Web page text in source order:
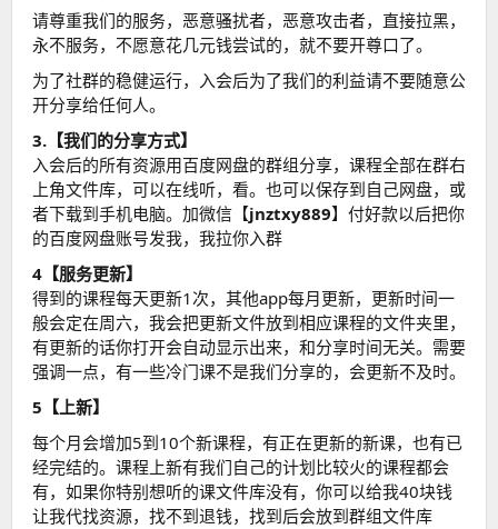
请尊重我们的服务，恶意骚扰者，恶意攻击者，直接拉黑，
永不服务，不愿意花几元钱尝试的，就不要开尊口了。
为了社群的稳健运行，入会后为了我们的利益请不要随意公
开分享给任何人。
3.【我们的分享方式】
入会后的所有资源用百度网盘的群组分享，课程全部在群右
上角文件库，可以在线听，看。也可以保存到自己网盘，或
者下载到手机电脑。加微信【jnztxy889】付好款以后把你
的百度网盘账号发我，我拉你入群
4【服务更新】
得到的课程每天更新1次，其他app每月更新，更新时间一
般会定在周六，我会把更新文件放到相应课程的文件夹里，
有更新的话你打开会自动显示出来，和分享时间无关。需要
强调一点，有一些冷门课不是我们分享的，会更新不及时。
5【上新】
每个月会增加5到10个新课程，有正在更新的新课，也有已
经完结的。课程上新有我们自己的计划比较火的课程都会
有，如果你特别想听的课文件库没有，你可以给我40块钱
让我代找资源，找不到退钱，找到后会放到群组文件库